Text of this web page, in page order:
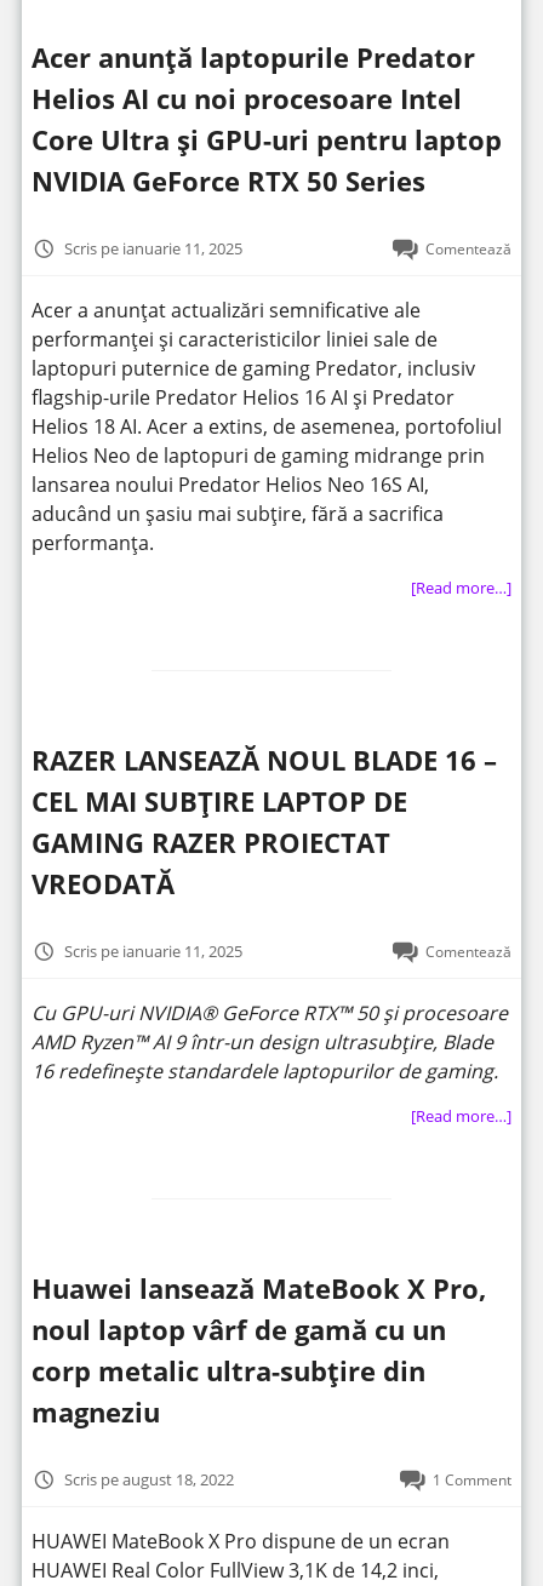
Acer anunță laptopurile Predator
Helios AI cu noi procesoare Intel
Core Ultra și GPU-uri pentru laptop
NVIDIA GeForce RTX 50 Series
Scris pe ianuarie 11, 2025 Comentează
Acer a anunțat actualizări semnificative ale
performanței și caracteristicilor liniei sale de
laptopuri puternice de gaming Predator, inclusiv
flagship-urile Predator Helios 16 AI și Predator
Helios 18 AI. Acer a extins, de asemenea, portofoliul
Helios Neo de laptopuri de gaming midrange prin
lansarea noului Predator Helios Neo 16S AI,
aducând un șasiu mai subțire, fără a sacrifica
performanța.
[Read more…]
RAZER LANSEAZĂ NOUL BLADE 16 –
CEL MAI SUBȚIRE LAPTOP DE
GAMING RAZER PROIECTAT
VREODATĂ
Scris pe ianuarie 11, 2025 Comentează
Cu GPU-uri NVIDIA® GeForce RTX™ 50 și procesoare
AMD Ryzen™ AI 9 într-un design ultrasubțire, Blade
16 redefinește standardele laptopurilor de gaming.
[Read more…]
Huawei lansează MateBook X Pro,
noul laptop vârf de gamă cu un
corp metalic ultra-subțire din
magneziu
Scris pe august 18, 2022 1 Comment
HUAWEI MateBook X Pro dispune de un ecran
HUAWEI Real Color FullView 3,1K de 14,2 inci,